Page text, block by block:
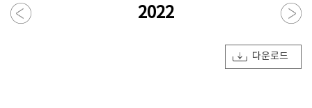
2022
다운로드